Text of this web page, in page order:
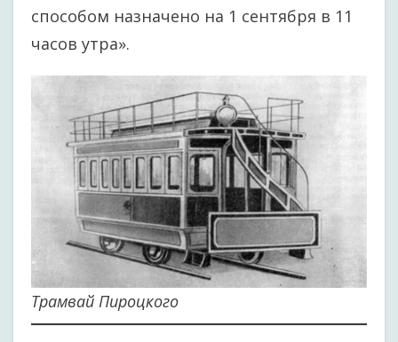
способом назначено на 1 сентября в 11
часов утра».
Трамвай Пироцкого